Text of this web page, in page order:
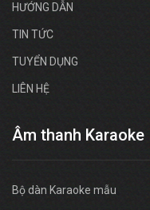
HƯỚNG DẪN
TIN TỨC
TUYỂN DỤNG
LIÊN HỆ
Âm thanh Karaoke
Bộ dàn Karaoke mẫu